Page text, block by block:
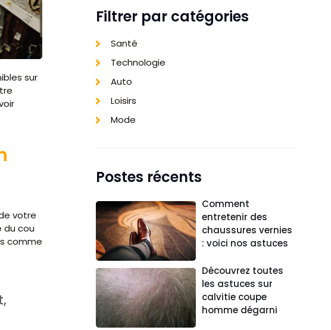
sur
votre
du cou
comme
Filtrer par catégories
Santé
Technologie
Auto
Loisirs
Mode
Postes récents
Comment
entretenir des
chaussures vernies
: voici nos astuces
Découvrez toutes
les astuces sur
calvitie coupe
homme dégarni